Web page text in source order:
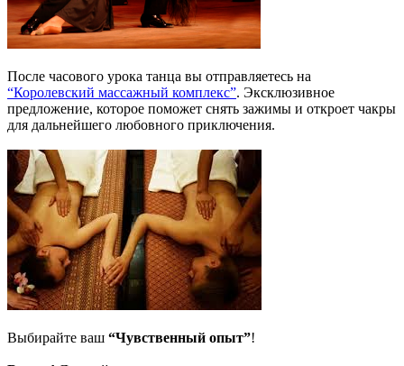
После часового урока танца вы отправляетесь на
“Королевский массажный комплекс”. Эксклюзивное
предложение, которое поможет снять зажимы и откроет чакры
для дальнейшего любовного приключения.
Выбирайте ваш “Чувственный опыт”!